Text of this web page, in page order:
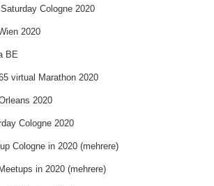
Cologne 2020
2020
BE
virtual Marathon 2020
2020
Cologne 2020
Cologne in 2020 (mehrere)
in 2020 (mehrere)